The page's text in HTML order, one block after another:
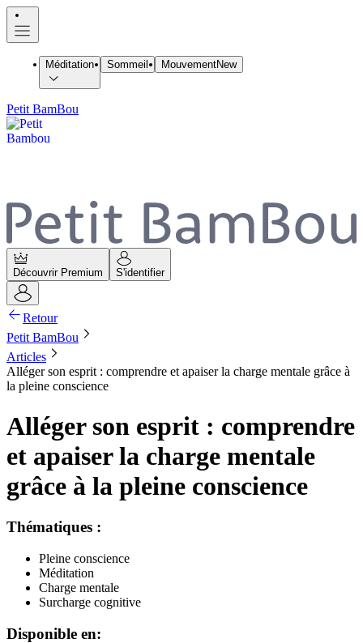
Méditation Sommeil MouvementNew
Petit BamBou
Découvrir Premium S'identifier
Retour
Petit BamBou
Articles
Alléger son esprit : comprendre et apaiser la charge mentale grâce à
la pleine conscience
Alléger son esprit : comprendre
et apaiser la charge mentale
grâce à la pleine conscience
Thématiques :
Pleine conscience
Méditation
Charge mentale
Surcharge cognitive
Disponible en: